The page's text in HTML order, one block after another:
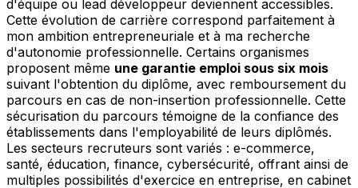
d'équipe ou lead développeur deviennent accessibles.
Cette évolution de carrière correspond parfaitement à
mon ambition entrepreneuriale et à ma recherche
d'autonomie professionnelle. Certains organismes
proposent même une garantie emploi sous six mois
suivant l'obtention du diplôme, avec remboursement du
parcours en cas de non-insertion professionnelle. Cette
sécurisation du parcours témoigne de la confiance des
établissements dans l'employabilité de leurs diplômés.
Les secteurs recruteurs sont variés : e-commerce,
santé, éducation, finance, cybersécurité, offrant ainsi de
multiples possibilités d'exercice en entreprise, en cabinet